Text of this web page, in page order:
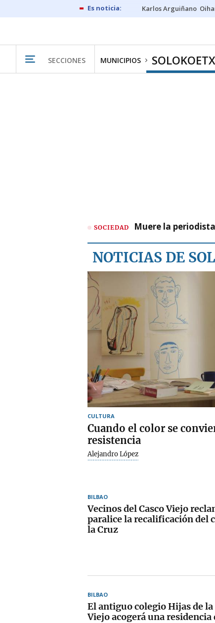
Karlos Arguiñano
SECCIONES MUNICIPIOS
SOCIEDAD Muere la
NOTICIAS DE
CULTURA
Cuando el color se
resistencia
Alejandro López
BILBAO
Vecinos del Casco Viejo
paralice la recalificación del
la Cruz
BILBAO
El antiguo colegio Hijas de la
Viejo acogerá una residencia